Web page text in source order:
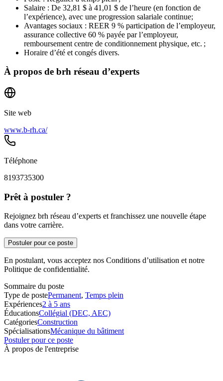
Salaire : De 32,81 $ à 41,01 $ de l’heure (en fonction de
l’expérience), avec une progression salariale continue;
Avantages sociaux : REER 9 % participation de l’employeur,
assurance collective 60 % payée par l’employeur,
remboursement centre de conditionnement physique, etc. ;
Horaire d’été et congés divers.
À propos de brh réseau d’experts
Site web
www.b-rh.ca/
Téléphone
8193735300
Prêt à postuler ?
Rejoignez brh réseau d’experts et franchissez une nouvelle étape
dans votre carrière.
Postuler pour ce poste
En postulant, vous acceptez nos Conditions d’utilisation et notre
Politique de confidentialité.
Sommaire du poste
Type de postePermanent, Temps plein
Expériences2 à 5 ans
ÉducationsCollégial (DEC, AEC)
CatégoriesConstruction
SpécialisationsMécanique du bâtiment
Postuler pour ce poste
À propos de l'entreprise